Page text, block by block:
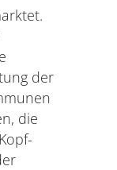
der
die